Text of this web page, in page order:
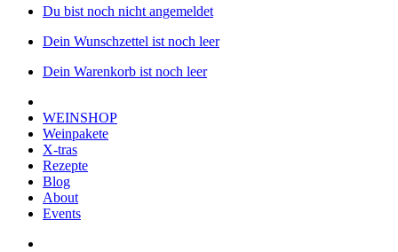
Du bist noch nicht angemeldet
Dein Wunschzettel ist noch leer
Dein Warenkorb ist noch leer
WEINSHOP
Weinpakete
X-tras
Rezepte
Blog
About
Events